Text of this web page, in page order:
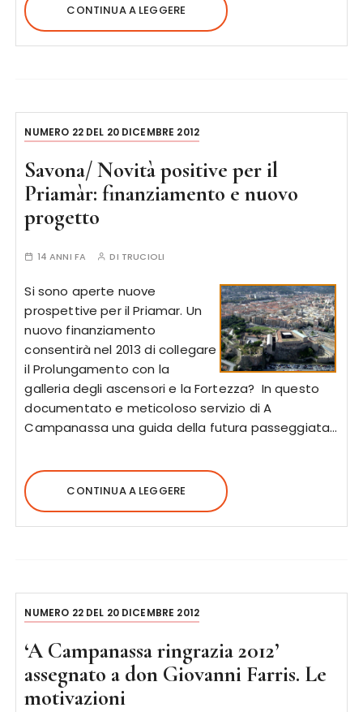
CONTINUA A LEGGERE
NUMERO 22 DEL 20 DICEMBRE 2012
Savona/ Novità positive per il
Priamàr: finanziamento e nuovo
progetto
14 ANNI FA DI TRUCIOLI
Si sono aperte nuove
prospettive per il Priamar. Un
nuovo finanziamento
consentirà nel 2013 di collegare
il Prolungamento con la
galleria degli ascensori e la Fortezza? In questo
documentato e meticoloso servizio di A
Campanassa una guida della futura passeggiata…
CONTINUA A LEGGERE
NUMERO 22 DEL 20 DICEMBRE 2012
‘A Campanassa ringrazia 2012’
assegnato a don Giovanni Farris. Le
motivazioni